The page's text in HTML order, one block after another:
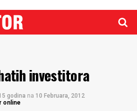
investitora
godina na 10 Februara, 2012
online